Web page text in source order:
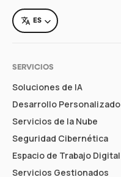
LANGUAGE
ES
SERVICIOS
Soluciones de IA
Desarrollo Personalizado
Servicios de la Nube
Seguridad Cibernética
Espacio de Trabajo Digital
Servicios Gestionados